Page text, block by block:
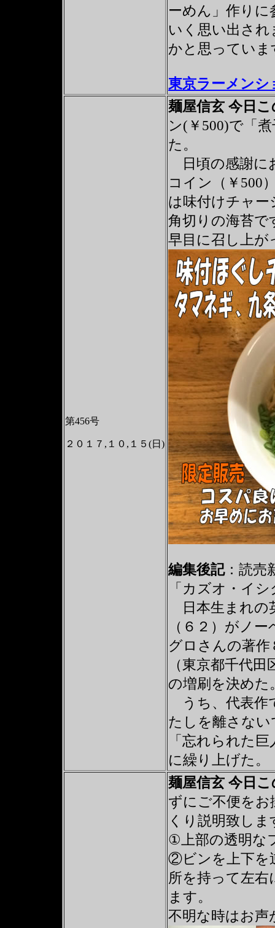
ーめん」作り
いく思い出さ
かと思っていま
東京ラーメンシ
第456号
２０１７,１０,１５(日)
麺屋信玄 今日
ン(￥500)で「
た。
日頃の感謝に
コイン（￥500
は味付けチャ
角切りの海苔で
早目に召し上が
編集後記：読売
「カズオ・イ
日本生まれの
（６２）がノ
グロさんの著作
（東京都千代
の増刷を決めた
うち、代表作
たしを離さない
「忘れられた
に繰り上げた。
麺屋信玄 今日
ずにご不便を
くり説明致しま
①上部の透明な
②ビンを上下を
所を持って左
ます。
不明な時はお声